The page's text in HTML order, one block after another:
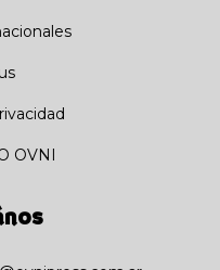
OVNI